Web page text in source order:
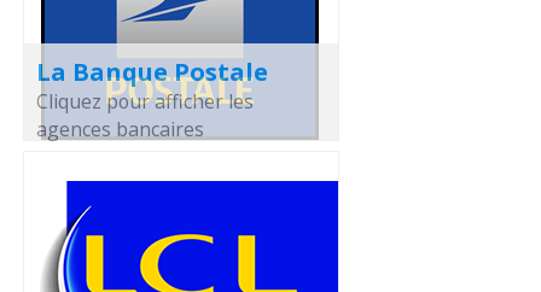
La Banque Postale
Cliquez pour afficher les
agences bancaires